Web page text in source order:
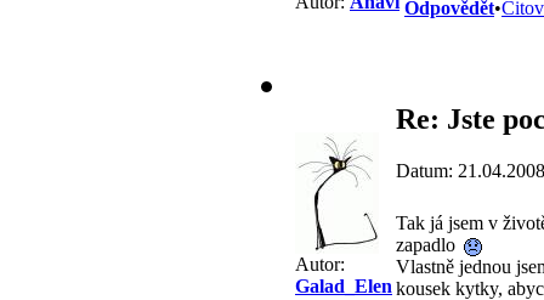
Odpovědět•
Autor:
Galad_Elen
Re: Jste
Datum:
Tak já jsem v
zapadlo
Vlastně jednou
kousek kytky,